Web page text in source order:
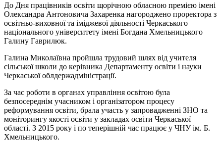
До Дня працівників освіти щорічною обласною премією імені
Олександра Антоновича Захаренка нагороджено проректора з
освітньо-виховної та іміджевої діяльності Черкаського
національного університету імені Богдана Хмельницького
Галину Гаврилюк.
Галина Миколаївна пройшла трудовий шлях від учителя
сільської школи до керівника Департаменту освіти і науки
Черкаської облдержадміністрації.
За час роботи в органах управління освітою була
безпосереднім учасником і організатором процесу
реформування освіти, брала участь у запровадженні ЗНО та
моніторингу якості освіти у закладах освіти Черкаської
області. З 2015 року і по теперішній час працює у ЧНУ ім. Б.
Хмельницького.